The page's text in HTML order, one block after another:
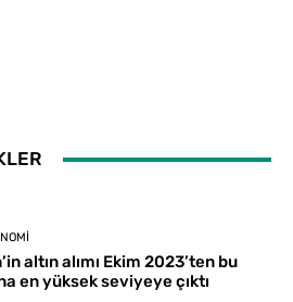
altın alımı Ekim 2023’ten bu
en yüksek seviyeye çıktı